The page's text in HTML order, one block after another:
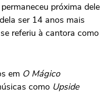
próxima dele
ser 14 anos mais
referiu à cantora como
em O Mágico
como Upside